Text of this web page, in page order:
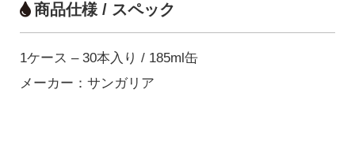
商品仕様 / スペック
1ケース – 30本入り / 185ml缶
メーカー：サンガリア